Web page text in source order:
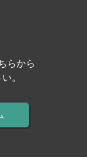
らから
。